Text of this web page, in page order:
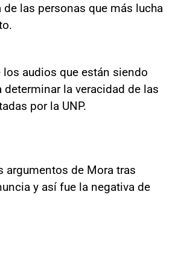
de las personas que más lucha
los audios que están siendo
determinar la veracidad de las
por la UNP.
argumentos de Mora tras
y así fue la negativa de